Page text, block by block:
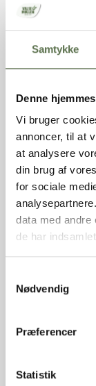
Samtykke
Denne
Vi bruger
annoncer, til at
at analysere
din brug af
for sociale
data med andre
de har
Nødvendig
Præferencer
Statistik
- heraf sukkerarter
Kostfibre
Indeholder:
Opskrift til 9
325 g Grand
2.300 g Vand